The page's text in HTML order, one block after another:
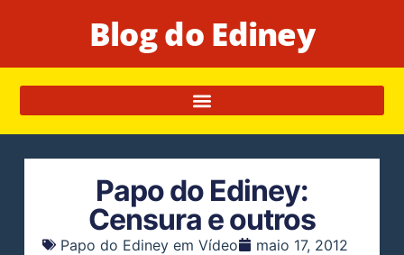
Blog do Ediney
Papo do Ediney:
Censura e outros
Papo do Ediney em Vídeo maio 17, 2012